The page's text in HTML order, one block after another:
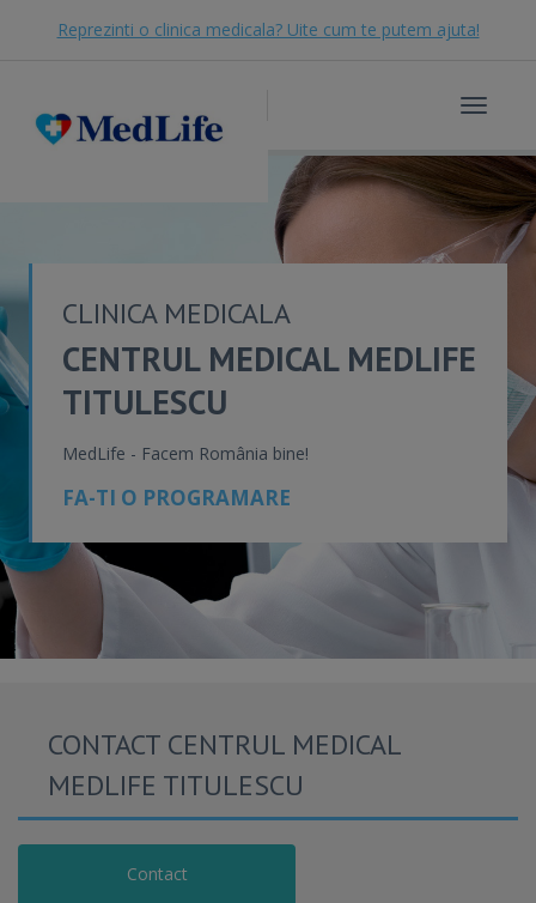
Reprezinti o clinica medicala? Uite cum te putem ajuta!
Toggle
CLINICA MEDICALA
CENTRUL MEDICAL MEDLIFE
TITULESCU
MedLife - Facem România bine!
FA-TI O PROGRAMARE
CONTACT CENTRUL MEDICAL
MEDLIFE TITULESCU
Contact